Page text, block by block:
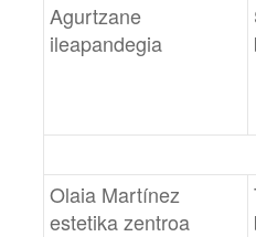
Agurtzane
ileapandegia
Olaia Martínez
estetika zentroa